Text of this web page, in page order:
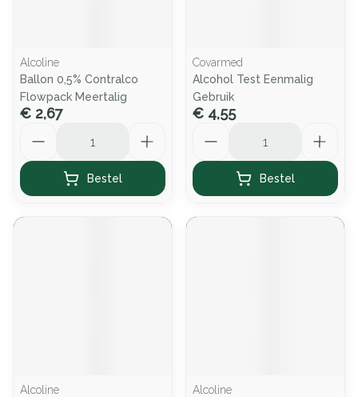
Alcoline
Ballon 0,5% Contralco
Flowpack Meertalig
€ 2,67
Bestel
Covarmed
Alcohol Test Eenmalig
Gebruik
€ 4,55
Bestel
Alcoline
Alcoline